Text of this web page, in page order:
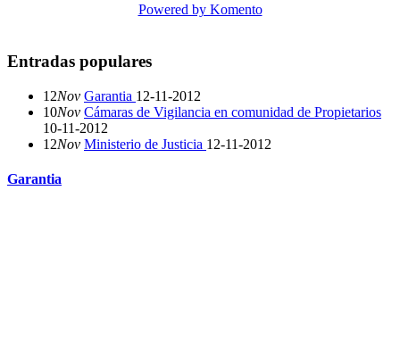
Powered by Komento
Entradas populares
12Nov Garantia 12-11-2012
10Nov Cámaras de Vigilancia en comunidad de Propietarios
10-11-2012
12Nov Ministerio de Justicia 12-11-2012
Garantia